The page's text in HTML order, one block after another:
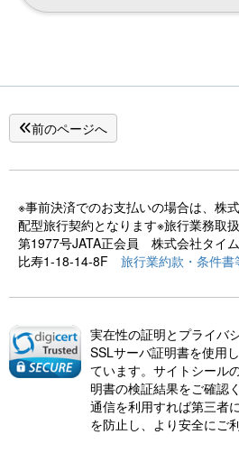
前のページへ
※事前決済でのお支払いの場合は、株
配型旅行契約となります※旅行業務
第1977号JATA正会員 株式会社タイ
比寿1-18-14-8F 旅行業約款・条件書
実在性の証明とプライバ
SSLサーバ証明書を使用
ています。サイトシール
明書の検証結果をご確認
通信を利用すれば第三者
を防止し、より安全にご